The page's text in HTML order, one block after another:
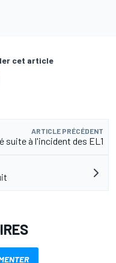
cet article
ARTICLE PRÉCÉDENT
suite à l'incident des EL1